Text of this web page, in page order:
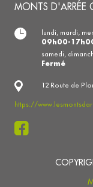
MONTS D'ARRÉE
12 Route de
https://
lundi, mardi,
09h00-
samedi,
Fermé